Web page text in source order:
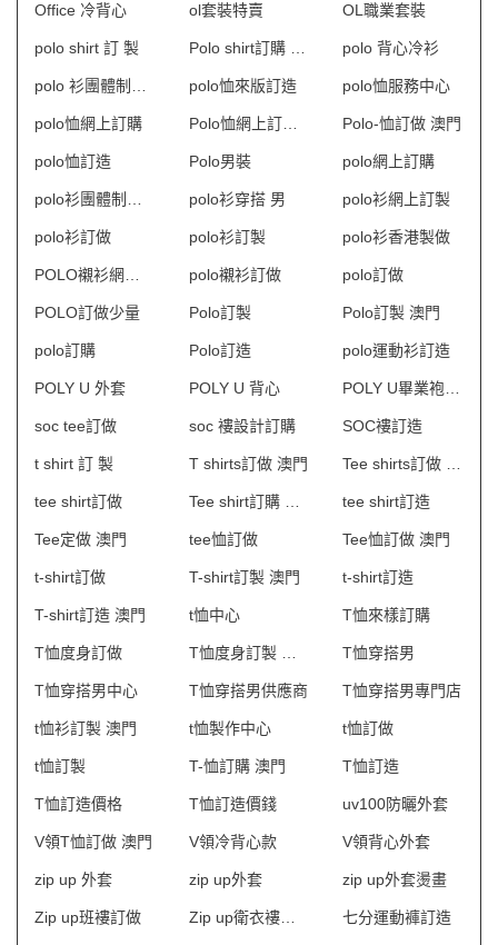
Office 冷背心 ol套裝特賣 OL職業套裝
polo shirt 訂 製 polo 背心冷衫
polo恤來版訂造 polo恤服務中心
polo恤網上訂購 Polo恤網上訂購 澳門 Polo-恤訂做 澳門
polo恤訂造 Polo男裝 polo網上訂購
polo衫穿搭 男 polo衫網上訂製
polo衫訂做 polo衫訂製 polo衫香港製做
polo襯衫訂做 polo訂做
POLO訂做少量 Polo訂製 Polo訂製 澳門
polo訂購 Polo訂造 polo運動衫訂造
POLY U 外套 POLY U 背心
soc tee訂做 soc 褸設計訂購 SOC褸訂造
t shirt 訂 製 T shirts訂做 澳門
tee shirt訂做 tee shirt訂造
Tee定做 澳門 tee恤訂做 Tee恤訂做 澳門
t-shirt訂做 T-shirt訂製 澳門 t-shirt訂造
T-shirt訂造 澳門 t恤中心 T恤來樣訂購
T恤度身訂做 T恤穿搭男
T恤穿搭男中心 T恤穿搭男供應商 T恤穿搭男專門店
t恤衫訂製 澳門 t恤製作中心 t恤訂做
t恤訂製 T-恤訂購 澳門 T恤訂造
T恤訂造價格 T恤訂造價錢 uv100防曬外套
V領T恤訂做 澳門 V領冷背心款 V領背心外套
zip up 外套 zip up外套 zip up外套燙畫
Zip up班褸訂做 Zip up衛衣褸訂造 七分運動褲訂造